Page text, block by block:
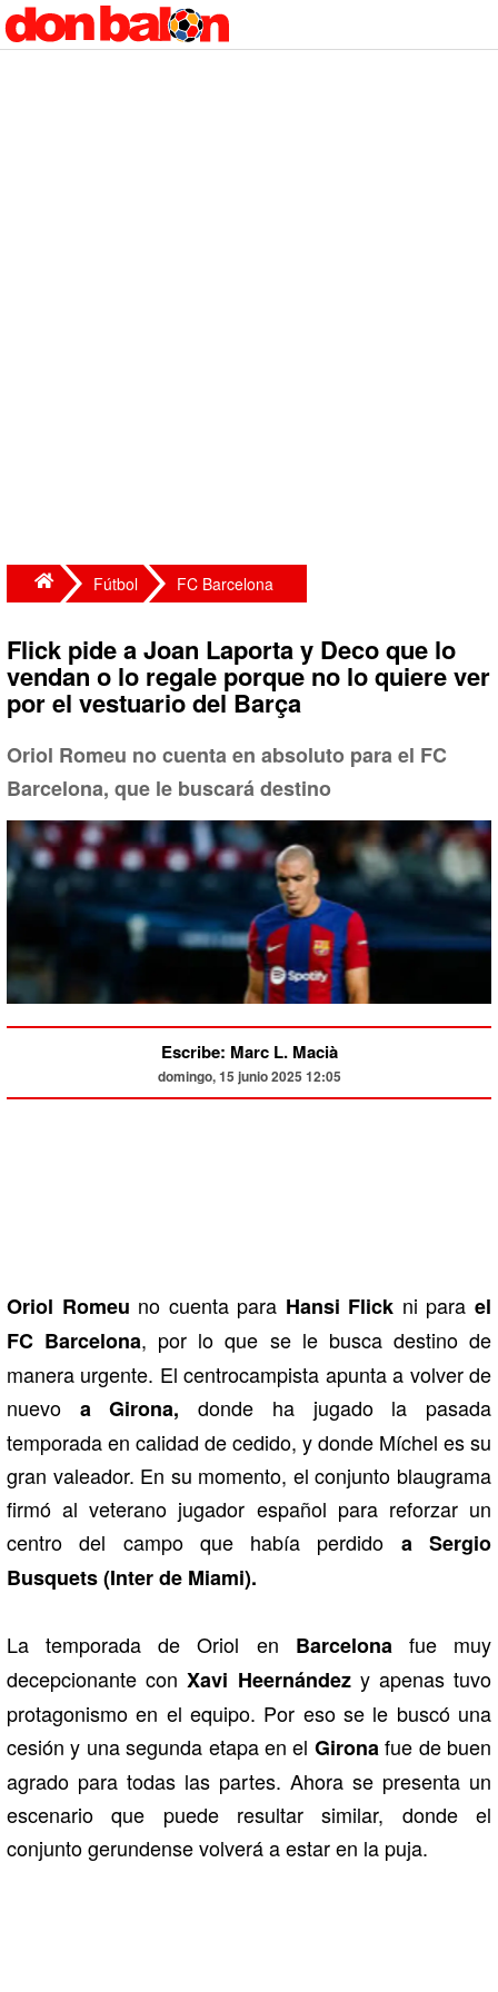
Fútbol FC Barcelona
Flick pide a Joan Laporta y Deco que lo
vendan o lo regale porque no lo quiere ver
por el vestuario del Barça
Oriol Romeu no cuenta en absoluto para el FC
Barcelona, que le buscará destino
Escribe: Marc L. Macià
domingo, 15 junio 2025 12:05
Oriol Romeu no cuenta para Hansi Flick ni para el
FC Barcelona, por lo que se le busca destino de
manera urgente. El centrocampista apunta a volver de
nuevo a Girona, donde ha jugado la pasada
temporada en calidad de cedido, y donde Míchel es su
gran valeador. En su momento, el conjunto blaugrama
firmó al veterano jugador español para reforzar un
centro del campo que había perdido a Sergio
Busquets (Inter de Miami).
La temporada de Oriol en Barcelona fue muy
decepcionante conXavi Heernándezy apenas tuvo
protagonismo en el equipo. Por eso se le buscó una
cesión y una segunda etapa en el Gironafue de buen
agrado para todas las partes. Ahora se presenta un
escenario que puede resultar similar, donde el
conjunto gerundense volverá a estar en la puja.